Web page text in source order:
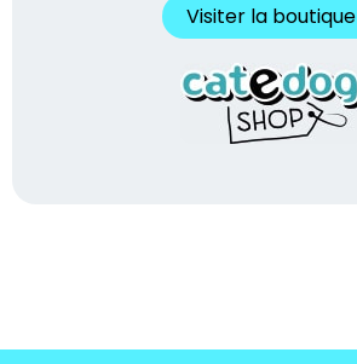
Visiter la boutique